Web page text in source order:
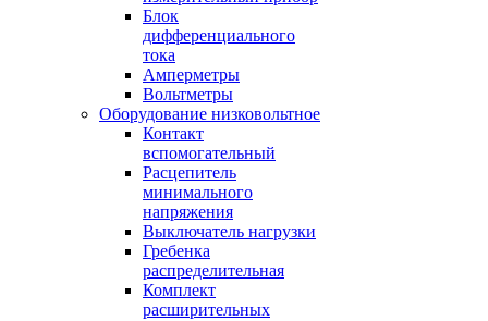
Блок
дифференциального
тока
Амперметры
Вольтметры
Оборудование низковольтное
Контакт
вспомогательный
Расцепитель
минимального
напряжения
Выключатель нагрузки
Гребенка
распределительная
Комплект
расширительных